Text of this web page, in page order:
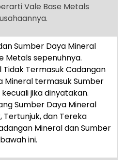
Vale Base Metals
Sumber Daya Mineral
Metals sepenuhnya.
Termasuk Cadangan
Mineral termasuk Sumber
jika dinyatakan.
Sumber Daya Mineral
dan Tereka
Mineral dan Sumber
ini.